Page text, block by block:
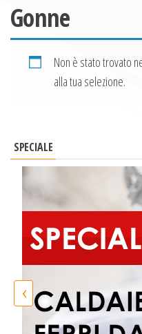
Gonne
Non è stato trovato
alla tua selezione.
SPECIALE
‹